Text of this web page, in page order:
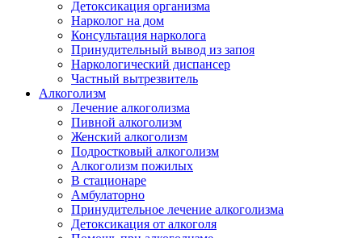
Детоксикация организма
Нарколог на дом
Консультация нарколога
Принудительный вывод из запоя
Наркологический диспансер
Частный вытрезвитель
Алкоголизм
Лечение алкоголизма
Пивной алкоголизм
Женский алкоголизм
Подростковый алкоголизм
Алкоголизм пожилых
В стационаре
Амбулаторно
Принудительное лечение алкоголизма
Детоксикация от алкоголя